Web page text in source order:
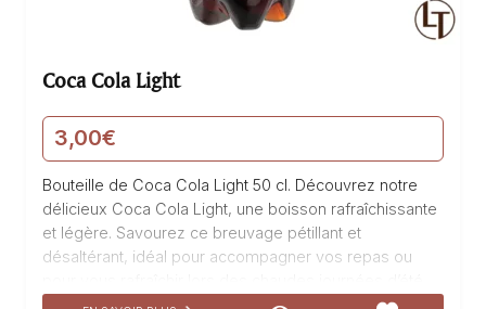
Coca Cola Light
3,00€
Bouteille de Coca Cola Light 50 cl. Découvrez notre
délicieux Coca Cola Light, une boisson rafraîchissante
et légère. Savourez ce breuvage pétillant et
désaltérant, idéal pour accompagner vos repas ou
Notre Coca Cola Light est une boisson pétillante et